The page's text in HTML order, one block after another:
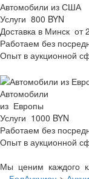
Автомобили из США
Услуги 800 BYN
Доставка в Минск от
Работаем без
Опыт в аукционной
Автомобили
из Европы
Услуги 1000 BYN
Работаем без
Опыт в аукционной
Мы ценим каждого